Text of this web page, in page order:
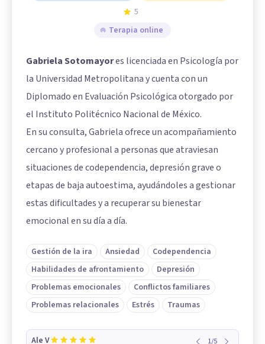
5
Terapia online
Gabriela Sotomayores licenciada en Psicología por
la Universidad Metropolitana y cuenta con un
Diplomado en Evaluación Psicológica otorgado por
el Instituto Politécnico Nacional de México.
En su consulta, Gabriela ofrece un acompañamiento
cercano y profesional a personas que atraviesan
situaciones de codependencia, depresión grave o
etapas de baja autoestima, ayudándoles a gestionar
estas dificultades y a recuperar su bienestar
emocional en su día a día.
Gestión de la ira Ansiedad
Codependencia
Habilidades de afrontamiento
Depresión
Problemas emocionales
Conflictos familiares
Problemas relacionales
Estrés Traumas
Ale V
1/5